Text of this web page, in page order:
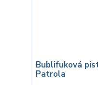
Bublifuková
Patrola